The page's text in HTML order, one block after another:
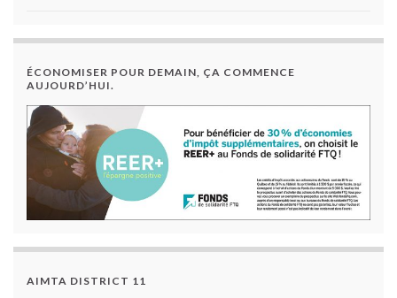
ÉCONOMISER POUR DEMAIN, ÇA COMMENCE
AUJOURD’HUI.
AIMTA DISTRICT 11